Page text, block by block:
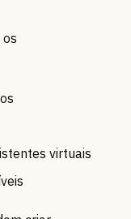
virtuais